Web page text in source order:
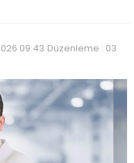
09:43 Düzenleme : 03